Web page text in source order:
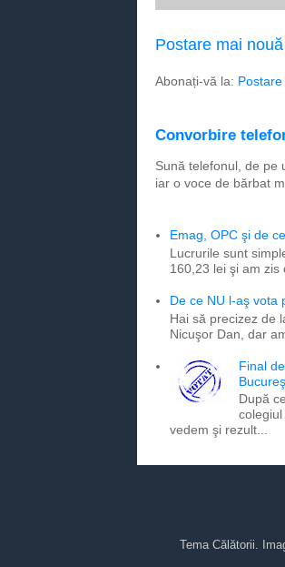
Postare mai nouă
Abonați-vă la:
Convorbire
Sună telefonul, de pe
iar o voce de bărbat
Emag, OPC şi de
Lucrurile sunt
160,23 lei şi am
De ce NU l-aş vota
Hai să precizez de
Nicuşor Dan, dar
Final
După
vedem şi rezult...
Tema Călătorii.